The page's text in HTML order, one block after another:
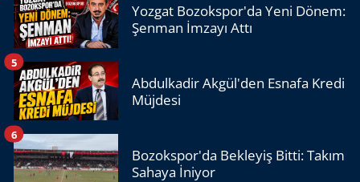
Yozgat Bozokspor'da Yeni Dönem:
Şenman İmzayı Attı
Abdulkadir Akgül'den Esnafa Kredi
Müjdesi
5
Bozokspor'da Bekleyiş Bitti: Takım
Sahaya İniyor
6